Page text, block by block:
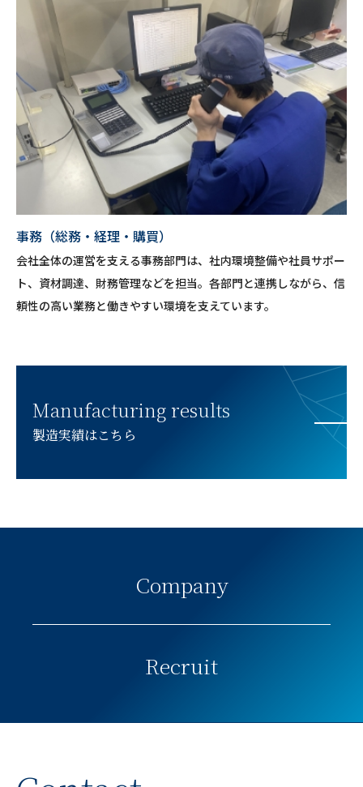
事務（総務・経理・購買）
会社全体の運営を支える事務部門は、社内環境整備や社員サポー
ト、資材調達、財務管理などを担当。各部門と連携しながら、信
頼性の高い業務と働きやすい環境を支えています。
Manufacturing results
製造実績はこちら
Company
Recruit